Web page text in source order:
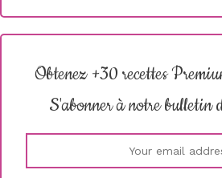
Obtenez +30 recettes
S'abonner à notre bulletin